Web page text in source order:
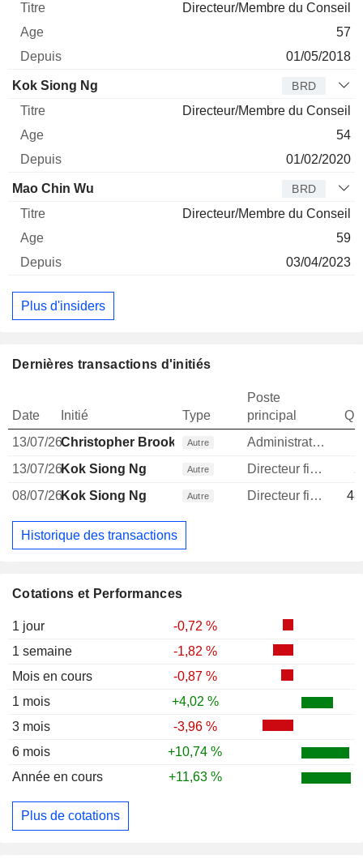
Cotations et Performances
1 jour
-0,72 %
1 semaine
-1,82 %
Mois en cours
-0,87 %
1 mois
+4,02 %
3 mois
-3,96 %
6 mois
+10,74 %
Année en cours
+11,63 %
Plus de cotations
Directeur/Membre du Conseil
57
01/05/2018
Kok Siong Ng BRD
Directeur/Membre du Conseil
54
01/02/2020
Mao Chin Wu BRD
Directeur/Membre du Conseil
59
03/04/2023
Plus d'insiders
Dernières transactions d'initiés
Date Initié Type
Poste
principal
13/07/26Christopher Brooke Autre Administrateur
13/07/26Kok Siong Ng Autre Directeur financier
08/07/26Kok Siong Ng Autre Directeur financier
Historique des transactions